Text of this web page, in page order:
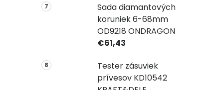
Sada diamantových
koruniek 6-68mm
OD9218 ONDRAGON
€61,43
Tester zásuviek
prívesov KD10542